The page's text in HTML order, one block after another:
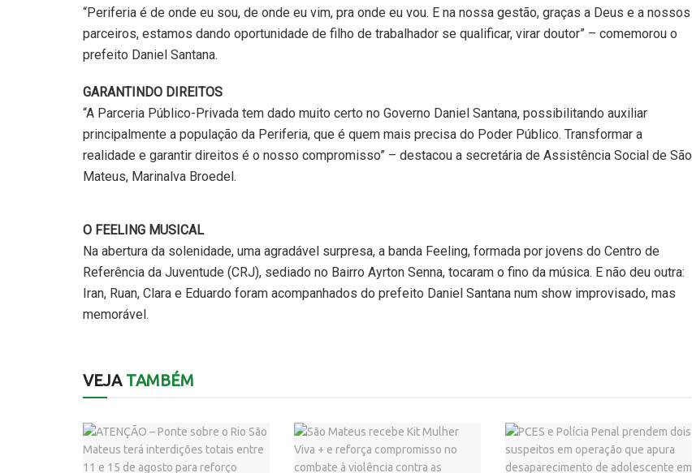
“Periferia é de onde eu sou, de onde eu vim, pra onde eu vou. E na nossa gestão, graças a Deus e a nossos
parceiros, estamos dando oportunidade de filho de trabalhador se qualificar, virar doutor” – comemorou o
prefeito Daniel Santana.
GARANTINDO DIREITOS
“A Parceria Público-Privada tem dado muito certo no Governo Daniel Santana, possibilitando auxiliar
principalmente a população da Periferia, que é quem mais precisa do Poder Público. Transformar a
realidade e garantir direitos é o nosso compromisso” – destacou a secretária de Assistência Social de São
Mateus, Marinalva Broedel.
O FEELING MUSICAL
Na abertura da solenidade, uma agradável surpresa, a banda Feeling, formada por jovens do Centro de
Referência da Juventude (CRJ), sediado no Bairro Ayrton Senna, tocaram o fino da música. E não deu outra:
Iran, Ruan, Clara e Eduardo foram acompanhados do prefeito Daniel Santana num show improvisado, mas
memorável.
VEJATAMBÉM